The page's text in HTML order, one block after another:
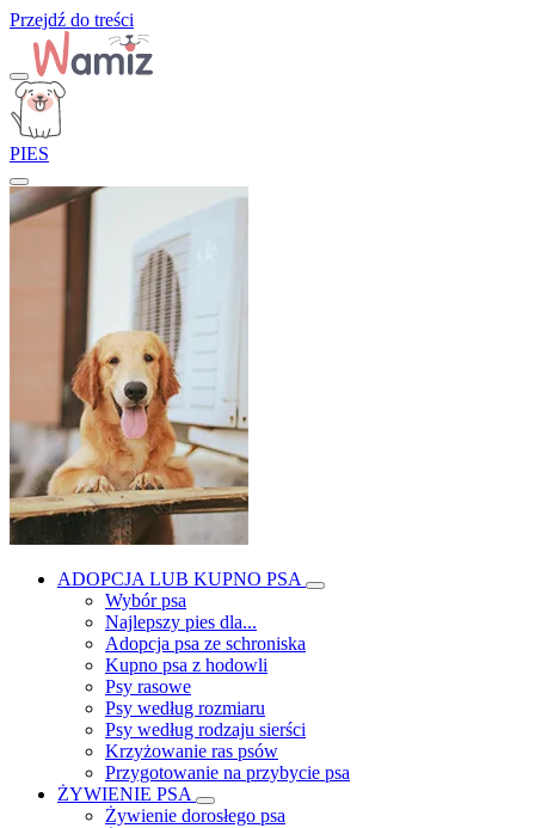
Przejdź do treści
PIES
ADOPCJA LUB KUPNO PSA
Wybór psa
Najlepszy pies dla...
Adopcja psa ze schroniska
Kupno psa z hodowli
Psy rasowe
Psy według rozmiaru
Psy według rodzaju sierści
Krzyżowanie ras psów
Przygotowanie na przybycie psa
ŻYWIENIE PSA
Żywienie dorosłego psa